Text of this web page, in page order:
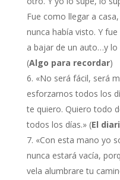
Fue como llegar a
nunca había visto. Y
a bajar de un auto…y
(Algo para recordar)
«No será fácil, será
esforzarnos todos los
te quiero. Quiero todo
todos los días.» (El
«Con esta mano yo
nunca estará vacía,
vela alumbrare tu